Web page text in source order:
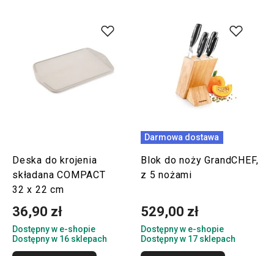
Deska do krojenia
składana COMPACT
32 x 22 cm
36,90 zł
Dostępny w e-shopie
Dostępny w 16 sklepach
Darmowa dostawa
Blok do noży GrandCHEF,
z 5 nożami
529,00 zł
Dostępny w e-shopie
Dostępny w 17 sklepach